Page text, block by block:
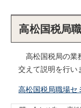
高松国税局
高松国税局の業
交えて説明を行い
高松国税局職場セ